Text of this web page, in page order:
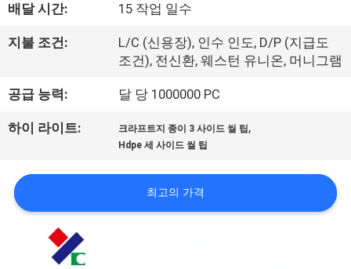
장
여
행
품
질
배달 시간: 15 작업 일수
지불 조건:
L/C (신용장), 인수 인도, D/P (지급도
조건), 전신환, 웨스턴 유니온, 머니그램
공급 능력: 달 당 1000000 PC
하이 라이트: 크라프트지 종이 3 사이드 씰 팁 ,
Hdpe 세 사이드 씰 팁
최고의 가격